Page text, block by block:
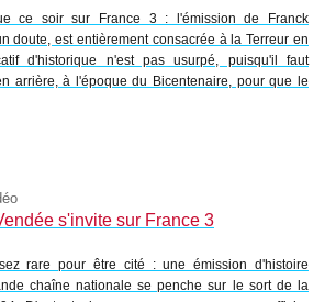
ce soir sur France 3 : l'émission de Franck
doute, est entièrement consacrée à la Terreur en
d'historique n'est pas usurpé, puisqu'il faut
arrière, à l'époque du Bicentenaire, pour que le
s'invite sur France 3
rare pour être cité : une émission d'histoire
chaîne nationale se penche sur le sort de la